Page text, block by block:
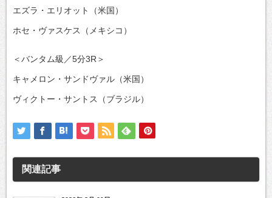
エズラ・エリオット（米国）
ホセ・ヴァスケス（メキシコ）
＜バンタム級／5分3R＞
キャメロン・サンドヴァル（米国）
ヴィクトー・サントス（ブラジル）
関連記事